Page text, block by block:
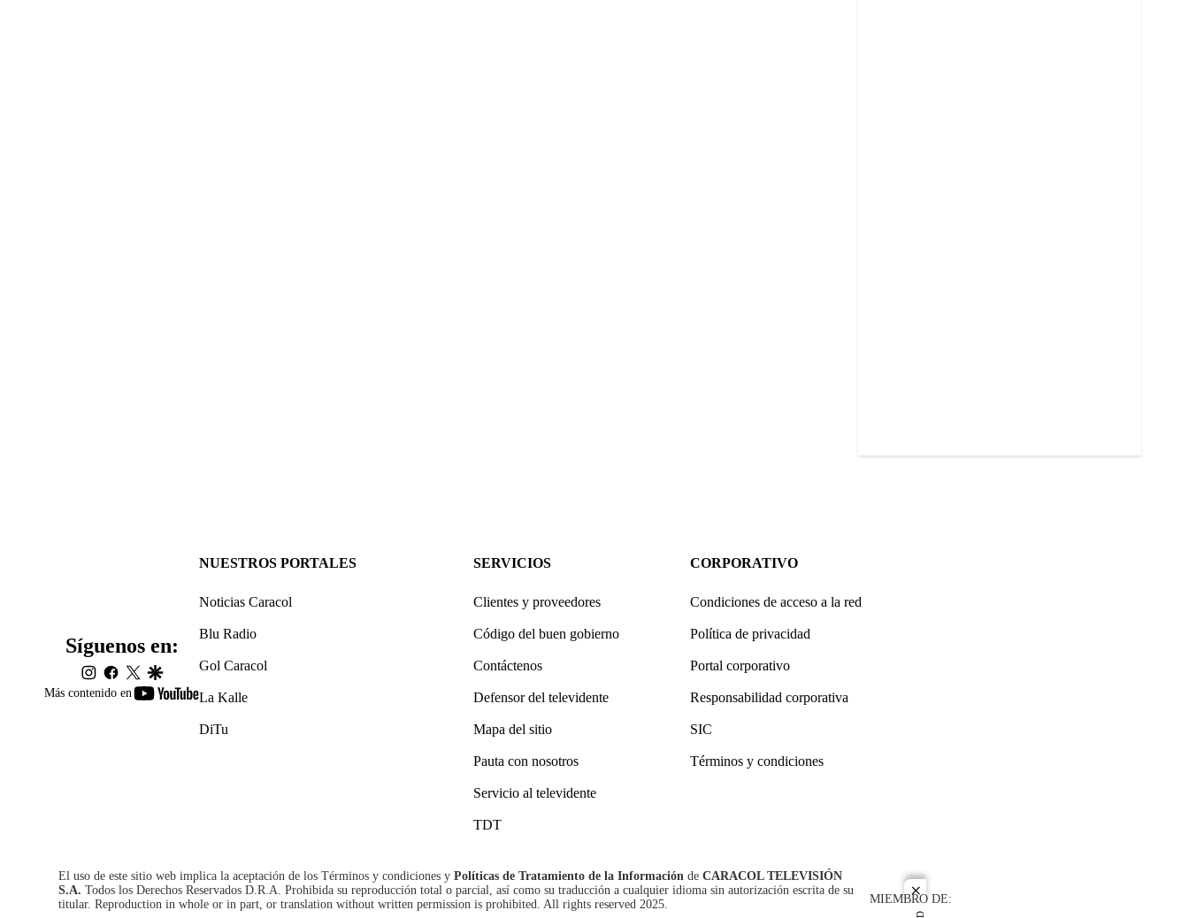
close
Más contenido en
youtube-
Síguenos en:
instagram
facebook
twittergoogle
NUESTROS PORTALES
Noticias Caracol
Blu Radio
Gol Caracol
La Kalle
DiTu
SERVICIOS
Clientes y proveedores
Código del buen gobierno
Contáctenos
Defensor del televidente
Mapa del sitio
Pauta con nosotros
Servicio al televidente
TDT
CORPORATIVO
Condiciones de acceso a la red
Política de privacidad
Portal corporativo
Responsabilidad corporativa
SIC
Términos y condiciones
El uso de este sitio web implica la aceptación de los Términos y condiciones y Políticas de Tratamiento de la Información de CARACOL TELEVISIÓN
S.A. Todos los Derechos Reservados D.R.A. Prohibida su reproducción total o parcial, así como su traducción a cualquier idioma sin autorización escrita de su
titular. Reproduction in whole or in part, or translation without written permission is prohibited. All rights reserved 2025.
MIEMBRO DE: